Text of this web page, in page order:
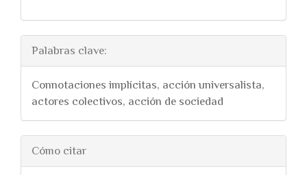
Palabras clave:
Connotaciones implícitas, acción universalista,
actores colectivos, acción de sociedad
Cómo citar